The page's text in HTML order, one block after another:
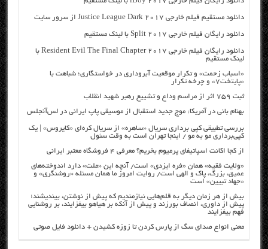
دانلود مستقیم فیلم خارجی Justice League Dark 2017 از سرور سایت
دانلود رایگان فیلم خارجی Split 2017 با لینک مستقیم
دانلود رایگان فیلم خارجی Resident Evil The Final Chapter 2017 با
لینک مستقیم
«اسباب زحمت» و تکرار موقعیت آبروداری در خواستگاری؛ شباهت با
«پایتخت۷» و چرخه تکرار
ثبت ۷۵۹ اثر از مراسم وداع و تشییع رهبر شهید انقلاب
بهنام بانی در آمریکا: موج جدید استقبال از موسیقی پاپ ایرانی در لس‌آنجلس
بررسی تطبیقی کپی برداری سریال «ساهره» از سریال کره‌ای «کایروس» | یک
کپی‌برداری مو به مو / اینجا تهران است به وقت سئول
از کجا اکانت اسپاتیفای پرمیوم بخریم؟ معرفی ۴ فروشگاه معتبر ایرانی
«ولایت فقیه» همان «فره ایزدی» است/ آنچه این «ملت» دارد اندوخته‌های
عمیق، بزرگ، پاک و الهی است/ روایت امروز ما همان مسئله «روشنگری» و
«جهاد تبیین» است
بیش از هر زمان دیگر به قلم‌هایی نیازمندیم که پیش از نوشتن، بیندیشند؛
پیش از داوری، انصاف بورزند و پیش از آنکه بر هیاهو بیفزایند، بر روشنایی
فهم بیفزایند
معنی انواع صدای سگ از پارس کردن تا زوزه کشیدن + دانلود فایل صوتی